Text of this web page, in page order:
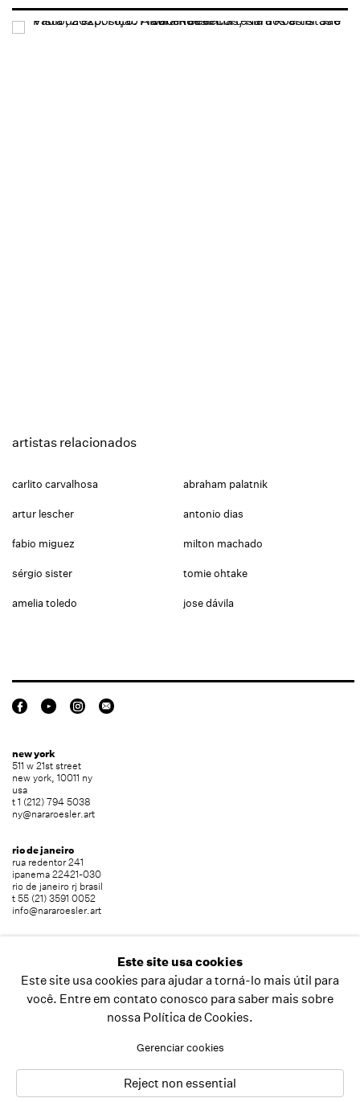
Open a larger version of the following image in a popup:
artistas relacionados
carlito carvalhosa abraham palatnik
artur lescher antonio dias
fabio miguez milton machado
sérgio sister tomie ohtake
amelia toledo jose dávila
new york
511 w 21st street
new york, 10011 ny
usa
t 1 (212) 794 5038
ny@nararoesler.art
rio de janeiro
rua redentor 241
ipanema 22421-030
rio de janeiro rj brasil
t 55 (21) 3591 0052
info@nararoesler.art
jardim europa 01449-001
são paulo sp brasil
t 55 (11) 2039 5454
info@nararoesler.art
site produzido por artlogic
Este site usa cookies
Este site usa cookies para ajudar a torná-lo mais útil para
você. Entre em contato conosco para saber mais sobre
nossa Política de Cookies.
Gerenciar cookies
Reject non essential